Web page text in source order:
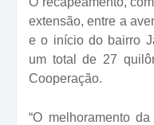
extensão, entre a
e o início do bairro
um total de 27
Cooperação.
“O melhoramento